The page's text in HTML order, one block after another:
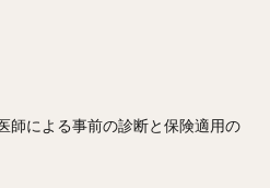
師による事前の診断と保険適用の